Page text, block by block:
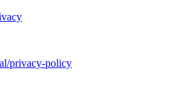
privacy-policy